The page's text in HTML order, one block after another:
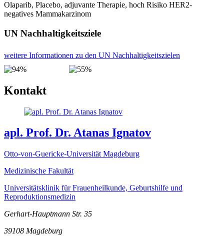
Olaparib, Placebo, adjuvante Therapie, hoch Risiko HER2-
negatives Mammakarzinom
UN Nachhaltigkeitsziele
weitere Informationen zu den UN Nachhaltigkeitszielen
Kontakt
apl. Prof. Dr. Atanas Ignatov
Otto-von-Guericke-Universität Magdeburg
Medizinische Fakultät
Universitätsklinik für Frauenheilkunde, Geburtshilfe und
Reproduktionsmedizin
Gerhart-Hauptmann Str. 35
39108 Magdeburg